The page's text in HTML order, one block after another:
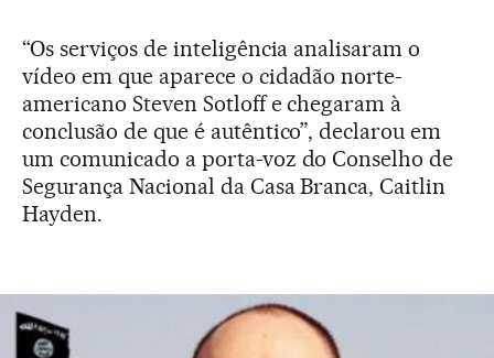
“Os serviços de inteligência analisaram o
vídeo em que aparece o cidadão norte-
americano Steven Sotloff e chegaram à
conclusão de que é autêntico”, declarou em
um comunicado a porta-voz do Conselho de
Segurança Nacional da Casa Branca, Caitlin
Hayden.